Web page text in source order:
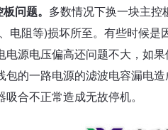
问题。 多数情况下换一块主
电阻等)损坏所至。有些时候
源电压偏高还问题不大，如
的一路电源的滤波电容漏电
合不正常造成无故停机。